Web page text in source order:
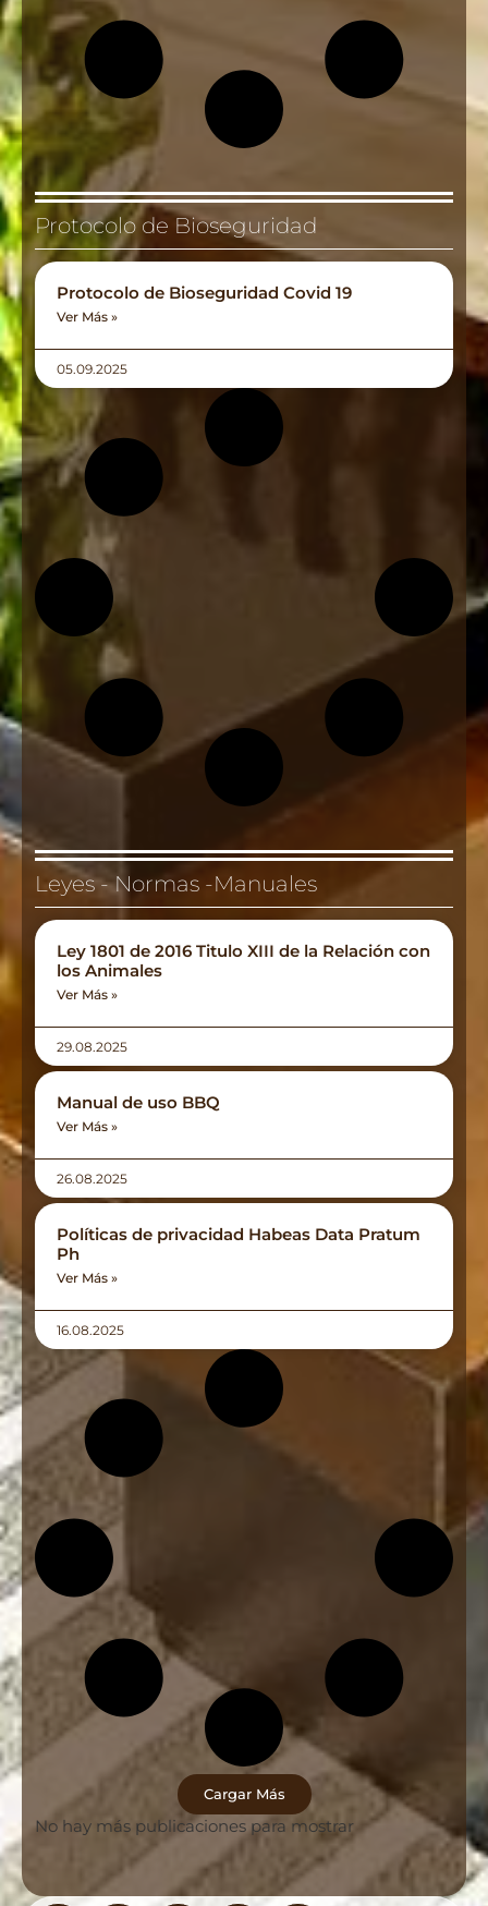
Protocolo de Bioseguridad
Protocolo de Bioseguridad Covid 19
Ver Más »
05.09.2025
Leyes - Normas -Manuales
Ley 1801 de 2016 Titulo XIII de la Relación con
los Animales
Ver Más »
29.08.2025
Manual de uso BBQ
Ver Más »
26.08.2025
Políticas de privacidad Habeas Data Pratum
Ph
Ver Más »
16.08.2025
Cargar Más
No hay más publicaciones para mostrar